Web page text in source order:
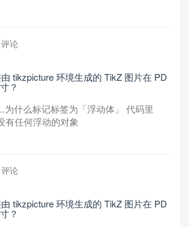
论
tikzpicture 环境生成的 TikZ 图片在 PD
？
为什么标记标签为「浮动体」 代码里
有任何浮动的对象
论
tikzpicture 环境生成的 TikZ 图片在 PD
？